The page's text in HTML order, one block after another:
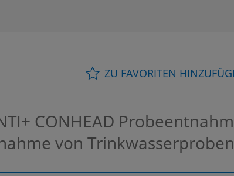
ZU FAVORITEN
CONHEAD
von Trinkwasserproben